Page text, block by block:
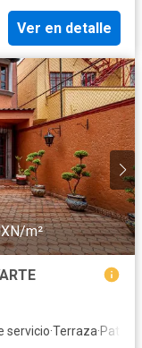
Ver en detalle
m²
servicio·Terraza·Patio